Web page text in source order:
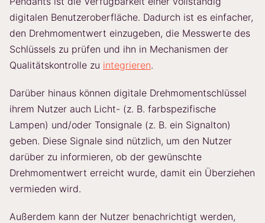
digitalen Benutzeroberfläche. Dadurch ist es einfacher,
den Drehmomentwert einzugeben, die Messwerte des
Schlüssels zu prüfen und ihn in Mechanismen der
Qualitätskontrolle zu integrieren.
Darüber hinaus können digitale Drehmomentschlüssel
ihrem Nutzer auch Licht- (z. B. farbspezifische
Lampen) und/oder Tonsignale (z. B. ein Signalton)
geben. Diese Signale sind nützlich, um den Nutzer
darüber zu informieren, ob der gewünschte
Drehmomentwert erreicht wurde, damit ein Überziehen
vermieden wird.
Außerdem kann der Nutzer benachrichtigt werden,